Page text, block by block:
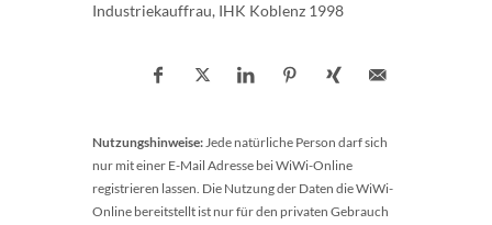
Industriekauffrau, IHK Koblenz 1998
Nutzungshinweise:Jede natürliche Person darf sich
nur mit einer E-Mail Adresse bei WiWi-Online
registrieren lassen. Die Nutzung der Daten die WiWi-
Online bereitstellt ist nur für den privaten Gebrauch